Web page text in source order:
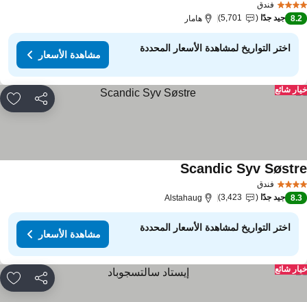
فندق
8.2
جيد جدًا 5,701 هامار
اختر التواريخ لمشاهدة الأسعار المحددة
مشاهدة الأسعار
مشاركة
شائع
فندق
Scandic Syv
8.3 جيد جدًا 3,423
Alstahaug
اختر التواريخ لمشاهدة الأسعار المحددة
مشاهدة الأسعار
مشاركة
شائع